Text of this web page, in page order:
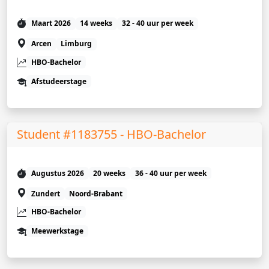
Maart 2026 14 weeks
32 - 40 uur per week
Arcen
Limburg
HBO-Bachelor
Afstudeerstage
Student #1183755 - HBO-Bachelor
Augustus 2026 20 weeks
36 - 40 uur per week
Zundert
Noord-Brabant
HBO-Bachelor
Meewerkstage